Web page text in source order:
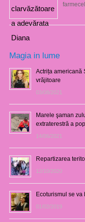
Magia in lume
Actrița americană
vrăjitoare
03/08/2021
Marele şaman
extraterestră a
14/06/2021
Repartizarea
12/10/2020
Ecoturismul se va
01/02/2019